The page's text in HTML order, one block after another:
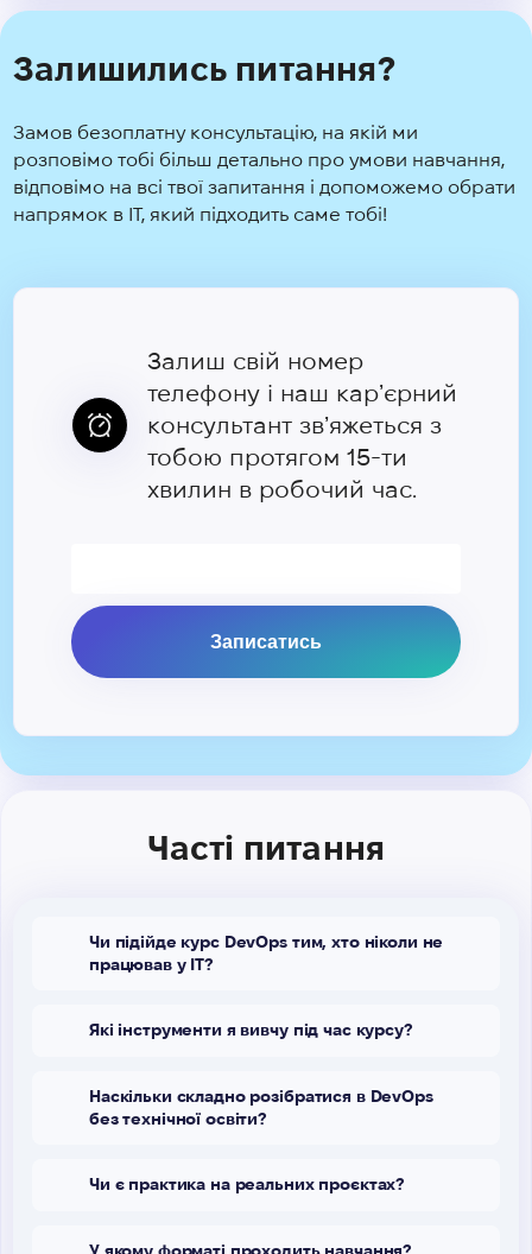
Залишились питання?
Замов безоплатну консультацію, на якій ми
розповімо тобі більш детально про умови навчання,
відповімо на всі твої запитання і допоможемо обрати
напрямок в IT, який підходить саме тобі!
Залиш свій номер
телефону і наш карʼєрний
консультант звʼяжеться з
тобою протягом 15-ти
хвилин в робочий час.
Часті питання
Чи підійде курс DevOps тим, хто ніколи не
працював у IT?
Які інструменти я вивчу під час курсу?
Наскільки складно розібратися в DevOps
без технічної освіти?
Чи є практика на реальних проєктах?